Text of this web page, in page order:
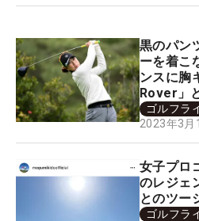
黒のパン
ーを着こ
ンスに
Rover」
ゴルフラ
2023年3月
女子プロ
のレジェ
とのツー
ゴルフラ